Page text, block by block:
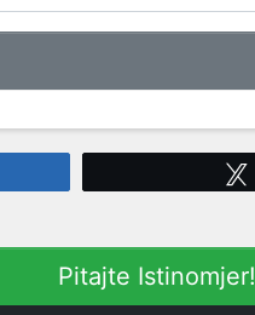
Pitajte Istinomjer!